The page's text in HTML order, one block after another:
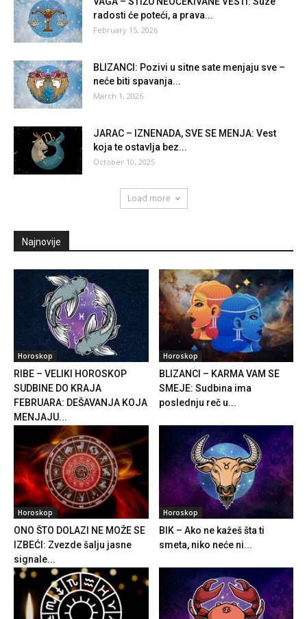
radosti će poteći, a prava...
February 15, 2026
BLIZANCI: Pozivi u sitne sate menjaju sve –
neće biti spavanja...
March 1, 2026
JARAC – IZNENADA, SVE SE MENJA: Vest
koja te ostavlja bez...
October 10, 2025
Load more
Najnovije
Horoskop
RIBE – VELIKI HOROSKOP
SUDBINE DO KRAJA
FEBRUARA: DEŠAVANJA KOJA
MENJAJU...
Horoskop
BLIZANCI – KARMA VAM SE
SMEJE: Sudbina ima
poslednju reč u...
Horoskop
ONO ŠTO DOLAZI NE MOŽE SE
IZBEĆI: Zvezde šalju jasne
signale...
Horoskop
BIK – Ako ne kažeš šta ti
smeta, niko neće ni...